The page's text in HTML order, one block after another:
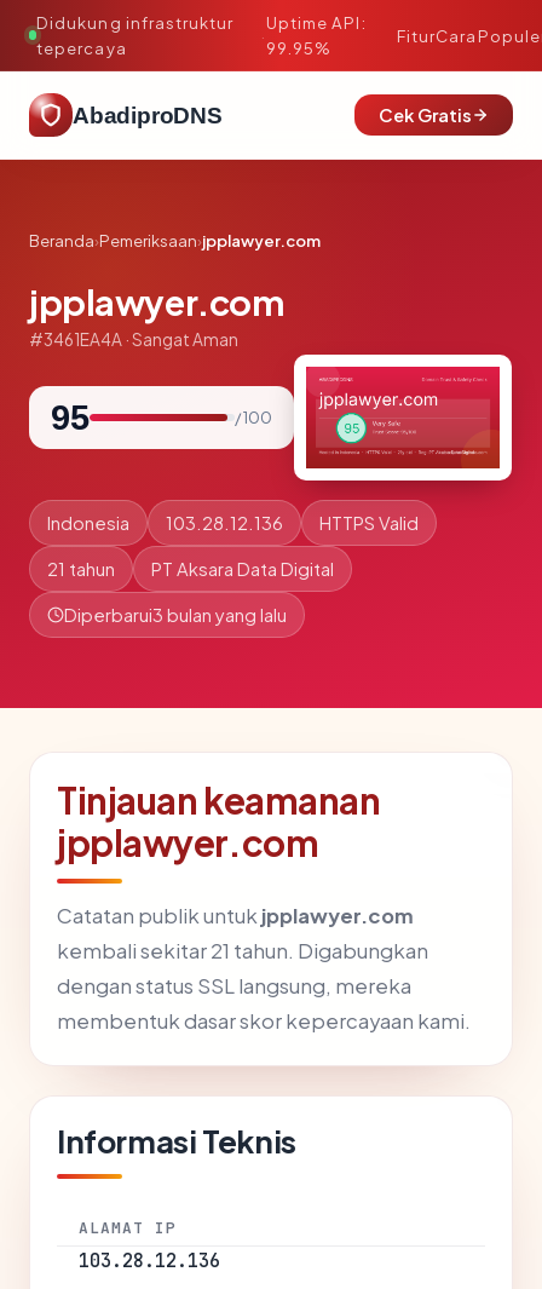
Didukung infrastruktur
tepercaya
·
Uptime API:
99.95%
FiturCara
AbadiproDNS Cek Gratis
Beranda›Pemeriksaan›jpplawyer.com
jpplawyer.com
#3461EA4A · Sangat Aman
95 / 100
Indonesia 103.28.12.136 HTTPS Valid
21 tahun PT Aksara Data Digital
Diperbarui3 bulan yang lalu
Tinjauan keamanan
jpplawyer.com
Catatan publik untuk jpplawyer.com
kembali sekitar 21 tahun. Digabungkan
dengan status SSL langsung, mereka
membentuk dasar skor kepercayaan kami.
Informasi Teknis
ALAMAT IP
103.28.12.136